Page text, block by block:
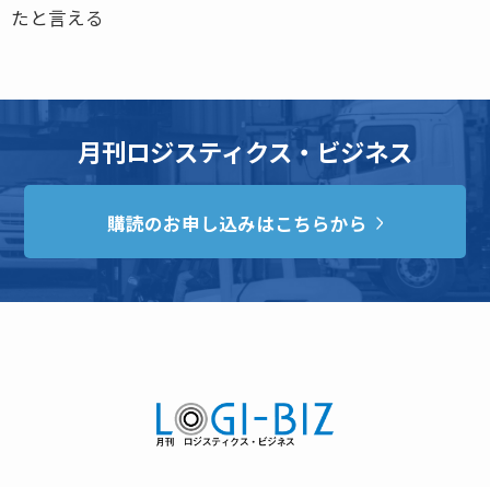
たと言える
月刊ロジスティクス・ビジネス
購読のお申し込みはこちらから